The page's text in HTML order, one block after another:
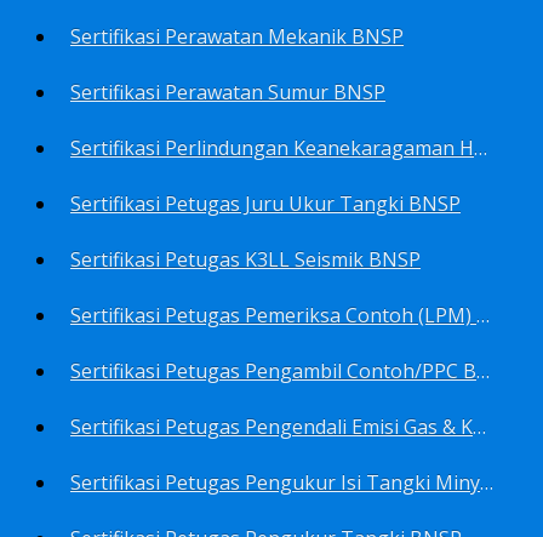
Sertifikasi Perawatan Mekanik BNSP
Sertifikasi Perawatan Sumur BNSP
Sertifikasi Perlindungan Keanekaragaman Hayati BNSP
Sertifikasi Petugas Juru Ukur Tangki BNSP
Sertifikasi Petugas K3LL Seismik BNSP
Sertifikasi Petugas Pemeriksa Contoh (LPM) Minyak Mentah BNSP
Sertifikasi Petugas Pengambil Contoh/PPC BNSP
Sertifikasi Petugas Pengendali Emisi Gas & Kebisingan Industri Migas BNSP
Sertifikasi Petugas Pengukur Isi Tangki Minyak Bumi dan Hasil Olahan BNSP